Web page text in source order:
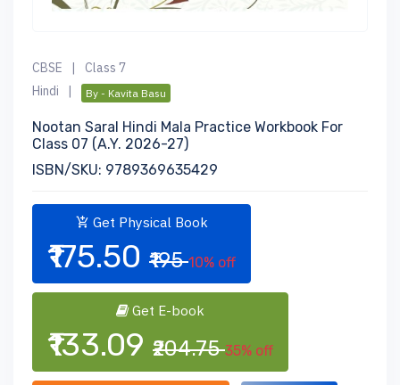
CBSE |
Class 7
Hindi
| By - Kavita Basu
Nootan Saral Hindi Mala Practice Workbook For
Class 07 (A.Y. 2026-27)
ISBN/SKU: 9789369635429
Get Physical Book
₹175.50 ₹195 10% off
Get E-book
₹133.09 ₹204.75 35% off